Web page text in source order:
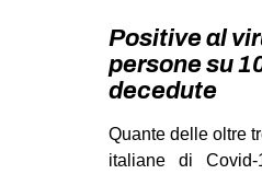
STUDENTI
Positive al
persone su
decedute
Quante delle oltre
italiane di